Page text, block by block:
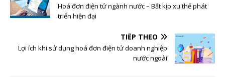
Hoá đơn điện tử ngành nước – Bắt kịp xu thế phát
triển hiện đại
TIẾP THEO
Lợi ích khi sử dụng hoá đơn điện tử doanh nghiệp
nước ngoài